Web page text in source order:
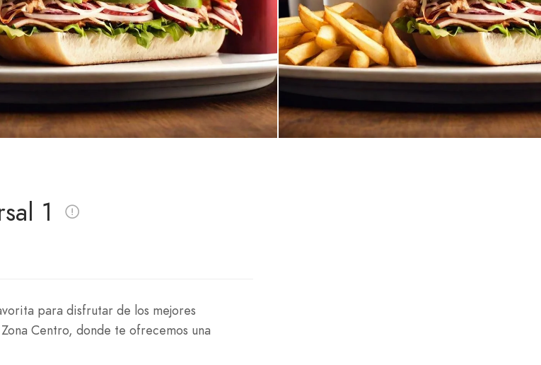
1
para disfrutar de los mejores
Centro, donde te ofrecemos una